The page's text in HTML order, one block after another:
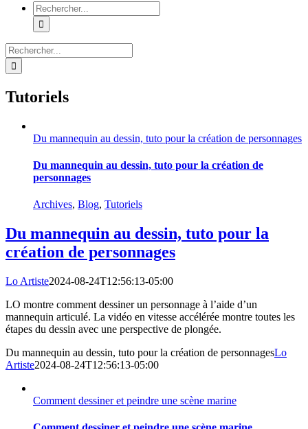
Rechercher:
Rechercher:
Tutoriels
Du mannequin au dessin, tuto pour la création de personnages
Du mannequin au dessin, tuto pour la création de
personnages
Archives, Blog, Tutoriels
Du mannequin au dessin, tuto pour la
création de personnages
Lo Artiste2024-08-24T12:56:13-05:00
LO montre comment dessiner un personnage à l’aide d’un
mannequin articulé. La vidéo en vitesse accélérée montre toutes les
étapes du dessin avec une perspective de plongée.
Du mannequin au dessin, tuto pour la création de personnagesLo
Artiste2024-08-24T12:56:13-05:00
Comment dessiner et peindre une scène marine